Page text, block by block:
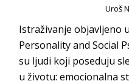
Uroš
Istraživanje objavljeno
Personality and Social
su ljudi koji poseduju
u životu: emocionalna